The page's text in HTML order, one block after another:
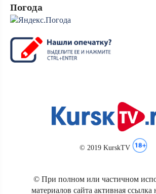
Погода
© 2019 KurskTV
© При полном или частичном
материалов сайта активная ссылка